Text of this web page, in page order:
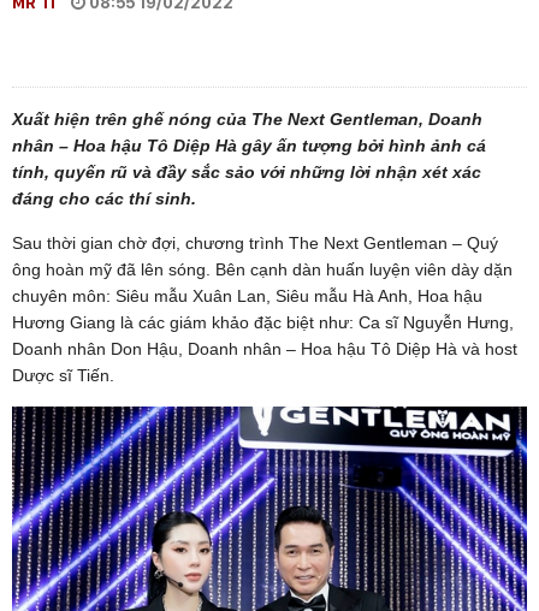
Xuất hiện trên ghế nóng của The Next Gentleman, Doanh
nhân – Hoa hậu Tô Diệp Hà gây ấn tượng bởi hình ảnh cá
tính, quyến rũ và đầy sắc sảo với những lời nhận xét xác
đáng cho các thí sinh.
Sau thời gian chờ đợi, chương trình The Next Gentleman – Quý
ông hoàn mỹ đã lên sóng. Bên cạnh dàn huấn luyện viên dày dặn
chuyên môn: Siêu mẫu Xuân Lan, Siêu mẫu Hà Anh, Hoa hậu
Hương Giang là các giám khảo đặc biệt như: Ca sĩ Nguyễn Hưng,
Doanh nhân Don Hậu, Doanh nhân – Hoa hậu Tô Diệp Hà và host
Dược sĩ Tiến.